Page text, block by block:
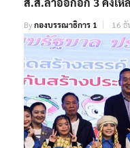
Byกองบรรณาธิการ 1 16 ธั